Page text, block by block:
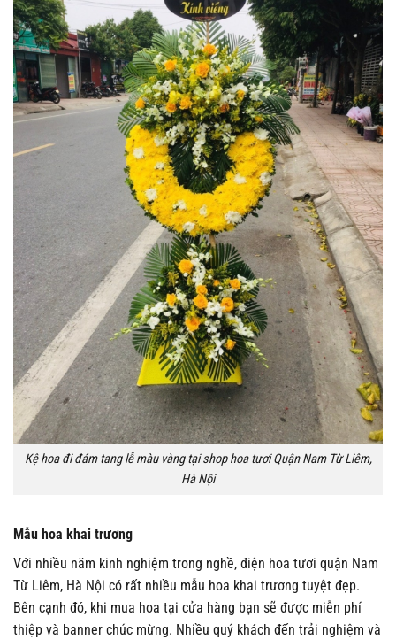
Kệ hoa đi đám tang lễ màu vàng tại shop hoa tươi Quận Nam Từ Liêm,
Hà Nội
Mẫu hoa khai trương
Với nhiều năm kinh nghiệm trong nghề, điện hoa tươi quận Nam
Từ Liêm, Hà Nội có rất nhiều mẫu hoa khai trương tuyệt đẹp.
Bên cạnh đó, khi mua hoa tại cửa hàng bạn sẽ được miễn phí
thiệp và banner chúc mừng. Nhiều quý khách đến trải nghiệm và